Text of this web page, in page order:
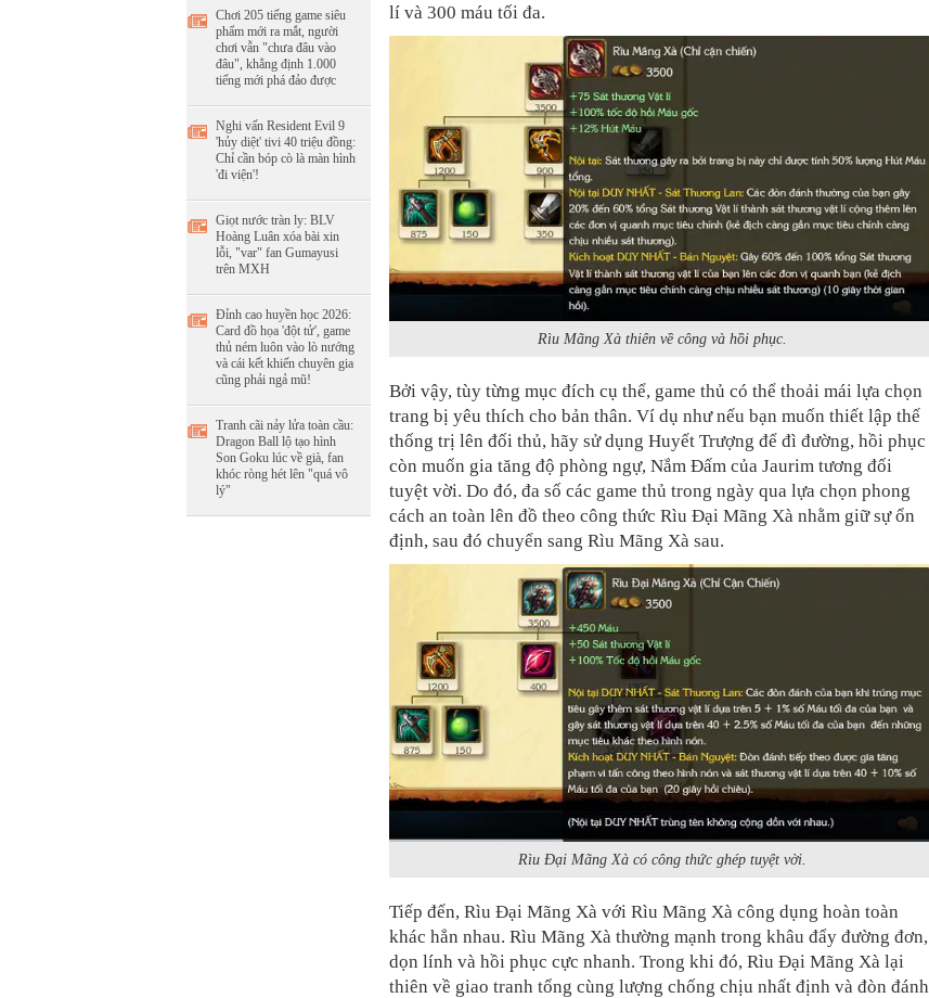
Chơi 205 tiếng game siêu
phẩm mới ra mắt, người
chơi vẫn "chưa đâu vào
đâu", khẳng định 1.000
tiếng mới phá đảo được
Nghi vấn Resident Evil 9
'hủy diệt' tivi 40 triệu đồng:
Chỉ cần bóp cò là màn hình
'đi viện'!
Giọt nước tràn ly: BLV
Hoàng Luân xóa bài xin
lỗi, "var" fan Gumayusi
trên MXH
Đỉnh cao huyền học 2026:
Card đồ họa 'đột tử', game
thủ ném luôn vào lò nướng
và cái kết khiến chuyên gia
cũng phải ngả mũ!
Tranh cãi nảy lửa toàn cầu:
Dragon Ball lộ tạo hình
Son Goku lúc về già, fan
khóc ròng hét lên "quá vô
lý"
lí và 300 máu tối đa.
Rìu Mãng Xà thiên về công và hồi phục.
Bởi vậy, tùy từng mục đích cụ thể, game thủ có thể thoải mái lựa chọn
trang bị yêu thích cho bản thân. Ví dụ như nếu bạn muốn thiết lập thế
thống trị lên đối thủ, hãy sử dụng Huyết Trượng để đì đường, hồi phục
còn muốn gia tăng độ phòng ngự, Nắm Đấm của Jaurim tương đối
tuyệt vời. Do đó, đa số các game thủ trong ngày qua lựa chọn phong
cách an toàn lên đồ theo công thức Rìu Đại Mãng Xà nhằm giữ sự ổn
định, sau đó chuyển sang Rìu Mãng Xà sau.
Rìu Đại Mãng Xà có công thức ghép tuyệt vời.
Tiếp đến, Rìu Đại Mãng Xà với Rìu Mãng Xà công dụng hoàn toàn
khác hẳn nhau. Rìu Mãng Xà thường mạnh trong khâu đẩy đường đơn,
dọn lính và hồi phục cực nhanh. Trong khi đó, Rìu Đại Mãng Xà lại
thiên về giao tranh tổng cùng lượng chống chịu nhất định và đòn đánh